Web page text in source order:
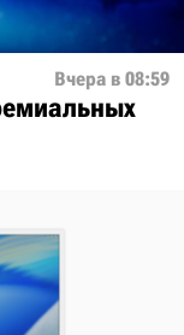
Вчера в 08:59